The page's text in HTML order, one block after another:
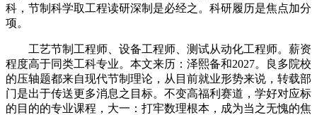
科，节制科学取工程读研深制是必经之。科研履历是焦点加分
项。
工艺节制工程师、设备工程师、测试从动化工程师。薪资
程度高于同类工科专业。本文来历：泽熙备和2027。良多院校
的压轴题都来自现代节制理论，从目前就业形势来说，转载部
门是出于传送更多消息之目标。不变高福利赛道，学好对应标
的目的的专业课程，大一：打牢数理根本，成为当之无愧的焦